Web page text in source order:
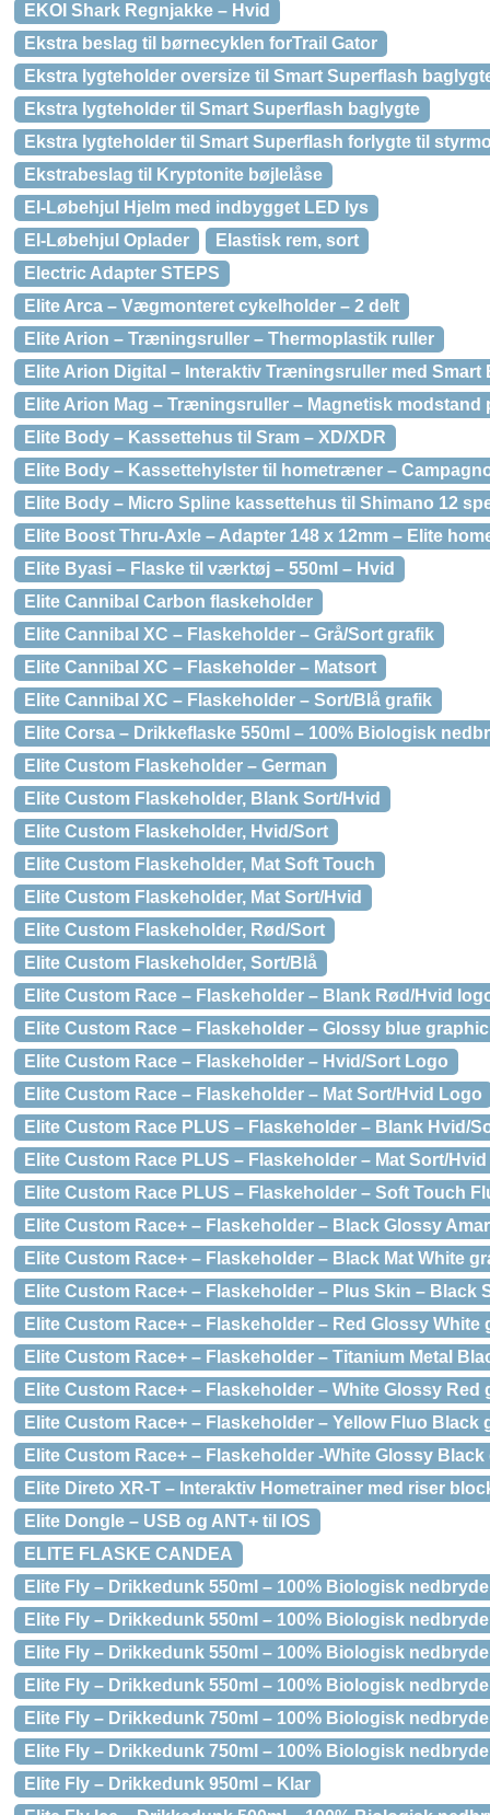
EKOI Shark Regnjakke – Hvid
Ekstra beslag til børnecyklen forTrail Gator
Ekstra lygteholder oversize til Smart Superflash
Ekstra lygteholder til Smart Superflash baglygte
Ekstra lygteholder til Smart Superflash forlygte til
Ekstrabeslag til Kryptonite bøjlelåse
El-Løbehjul Hjelm med indbygget LED lys
El-Løbehjul Oplader
Elastisk rem, sort
Electric Adapter STEPS
Elite Arca – Vægmonteret cykelholder – 2 delt
Elite Arion – Træningsruller – Thermoplastik ruller
Elite Arion Digital – Interaktiv Træningsruller med Smart
Elite Arion Mag – Træningsruller – Magnetisk modstand
Elite Body – Kassettehus til Sram – XD/XDR
Elite Body – Kassettehylster til hometræner –
Elite Body – Micro Spline kassettehus til Shimano 12
Elite Boost Thru-Axle – Adapter 148 x 12mm – Elite
Elite Byasi – Flaske til værktøj – 550ml – Hvid
Elite Cannibal Carbon flaskeholder
Elite Cannibal XC – Flaskeholder – Grå/Sort grafik
Elite Cannibal XC – Flaskeholder – Matsort
Elite Cannibal XC – Flaskeholder – Sort/Blå grafik
Elite Corsa – Drikkeflaske 550ml – 100% Biologisk
Elite Custom Flaskeholder – German
Elite Custom Flaskeholder, Blank Sort/Hvid
Elite Custom Flaskeholder, Hvid/Sort
Elite Custom Flaskeholder, Mat Soft Touch
Elite Custom Flaskeholder, Mat Sort/Hvid
Elite Custom Flaskeholder, Rød/Sort
Elite Custom Flaskeholder, Sort/Blå
Elite Custom Race – Flaskeholder – Blank Rød/Hvid
Elite Custom Race – Flaskeholder – Glossy blue graphic
Elite Custom Race – Flaskeholder – Hvid/Sort Logo
Elite Custom Race – Flaskeholder – Mat Sort/Hvid Logo
Elite Custom Race PLUS – Flaskeholder – Blank Hvid/
Elite Custom Race PLUS – Flaskeholder – Mat Sort/Hvid
Elite Custom Race PLUS – Flaskeholder – Soft Touch
Elite Custom Race+ – Flaskeholder – Black Glossy
Elite Custom Race+ – Flaskeholder – Black Mat White
Elite Custom Race+ – Flaskeholder – Plus Skin – Black
Elite Custom Race+ – Flaskeholder – Red Glossy White
Elite Custom Race+ – Flaskeholder – Titanium Metal
Elite Custom Race+ – Flaskeholder – White Glossy Red
Elite Custom Race+ – Flaskeholder – Yellow Fluo Black
Elite Custom Race+ – Flaskeholder -White Glossy
Elite Direto XR-T – Interaktiv Hometrainer med riser
Elite Dongle – USB og ANT+ til IOS
ELITE FLASKE CANDEA
Elite Fly – Drikkedunk 550ml – 100% Biologisk
Elite Fly – Drikkedunk 550ml – 100% Biologisk
Elite Fly – Drikkedunk 550ml – 100% Biologisk
Elite Fly – Drikkedunk 550ml – 100% Biologisk
Elite Fly – Drikkedunk 750ml – 100% Biologisk
Elite Fly – Drikkedunk 750ml – 100% Biologisk
Elite Fly – Drikkedunk 950ml – Klar